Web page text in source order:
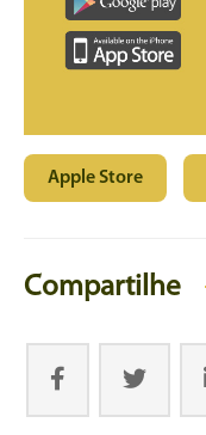
Apple Store
Compartilhe